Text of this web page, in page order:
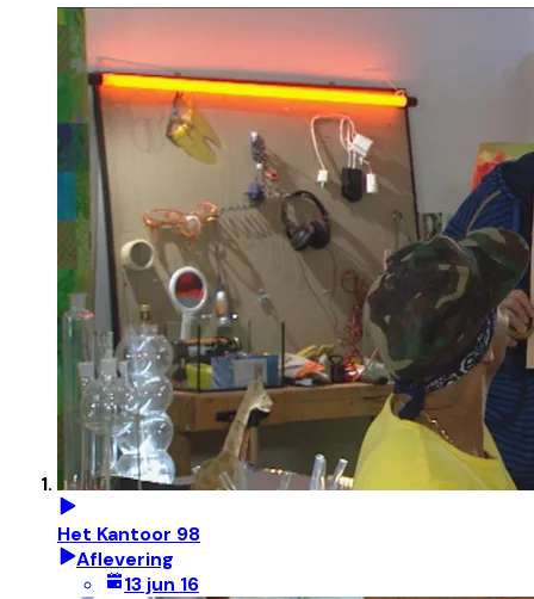
Het Kantoor 98
Aflevering
13 jun 16